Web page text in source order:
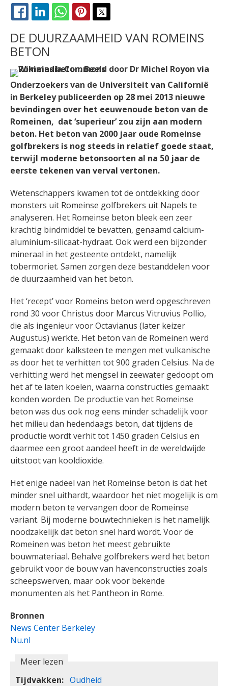
FACEBOOK
LINKEDINWHATSAPPPINTEREST
DE DUURZAAMHEID VAN ROMEINS
BETON
Onderzoekers van de Universiteit van Californië
in Berkeley publiceerden op 28 mei 2013 nieuwe
bevindingen over het eeuwenoude beton van de
Romeinen, dat ‘superieur’ zou zijn aan modern
beton. Het beton van 2000 jaar oude Romeinse
golfbrekers is nog steeds in relatief goede staat,
terwijl moderne betonsoorten al na 50 jaar de
eerste tekenen van verval vertonen.
Wetenschappers kwamen tot de ontdekking door
monsters uit Romeinse golfbrekers uit Napels te
analyseren. Het Romeinse beton bleek een zeer
krachtig bindmiddel te bevatten, genaamd calcium-
aluminium-silicaat-hydraat. Ook werd een bijzonder
mineraal in het gesteente ontdekt, namelijk
tobermoriet. Samen zorgen deze bestanddelen voor
de duurzaamheid van het beton.
Het ‘recept’ voor Romeins beton werd opgeschreven
rond 30 voor Christus door Marcus Vitruvius Pollio,
die als ingenieur voor Octavianus (later keizer
Augustus) werkte. Het beton van de Romeinen werd
gemaakt door kalksteen te mengen met vulkanische
as door het te verhitten tot 900 graden Celsius. Na de
verhitting werd het mengsel in zeewater gedoopt om
het af te laten koelen, waarna constructies gemaakt
konden worden. De productie van het Romeinse
beton was dus ook nog eens minder schadelijk voor
het milieu dan hedendaags beton, dat tijdens de
productie wordt verhit tot 1450 graden Celsius en
daarmee een groot aandeel heeft in de wereldwijde
uitstoot van kooldioxide.
Het enige nadeel van het Romeinse beton is dat het
minder snel uithardt, waardoor het niet mogelijk is om
modern beton te vervangen door de Romeinse
variant. Bij moderne bouwtechnieken is het namelijk
noodzakelijk dat beton snel hard wordt. Voor de
Romeinen was beton het meest gebruikte
bouwmateriaal. Behalve golfbrekers werd het beton
gebruikt voor de bouw van havenconstructies zoals
scheepswerven, maar ook voor bekende
monumenten als het Pantheon in Rome.
Bronnen
News Center Berkeley
Nu.nl
Meer lezen
Tijdvakken
Oudheid